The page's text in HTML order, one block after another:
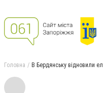
Головна В Бердянську відновили